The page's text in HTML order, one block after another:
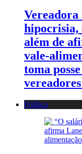
Vereadora
hipocrisia,
além de
vale-
toma
Política